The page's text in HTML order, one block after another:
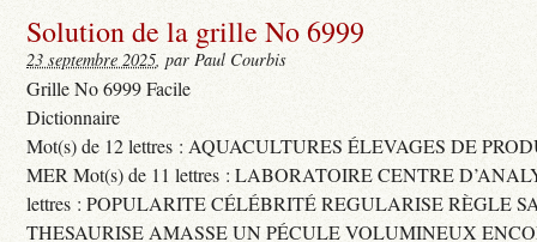
Solution de la grille No 6999
23 septembre 2025, par Paul Courbis
Grille No 6999 Facile
Dictionnaire
Mot(s) de 12 lettres : AQUACULTURES ÉLEVAGES DE
MER Mot(s) de 11 lettres : LABORATOIRE CENTRE
lettres : POPULARITE CÉLÉBRITÉ REGULARISE RÈGLE
THESAURISE AMASSE UN PÉCULE VOLUMINEUX